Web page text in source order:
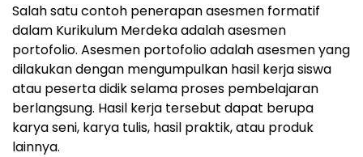
Salah satu contoh penerapan asesmen formatif
dalam Kurikulum Merdeka adalah asesmen
portofolio. Asesmen portofolio adalah asesmen yang
dilakukan dengan mengumpulkan hasil kerja siswa
atau peserta didik selama proses pembelajaran
berlangsung. Hasil kerja tersebut dapat berupa
karya seni, karya tulis, hasil praktik, atau produk
lainnya.